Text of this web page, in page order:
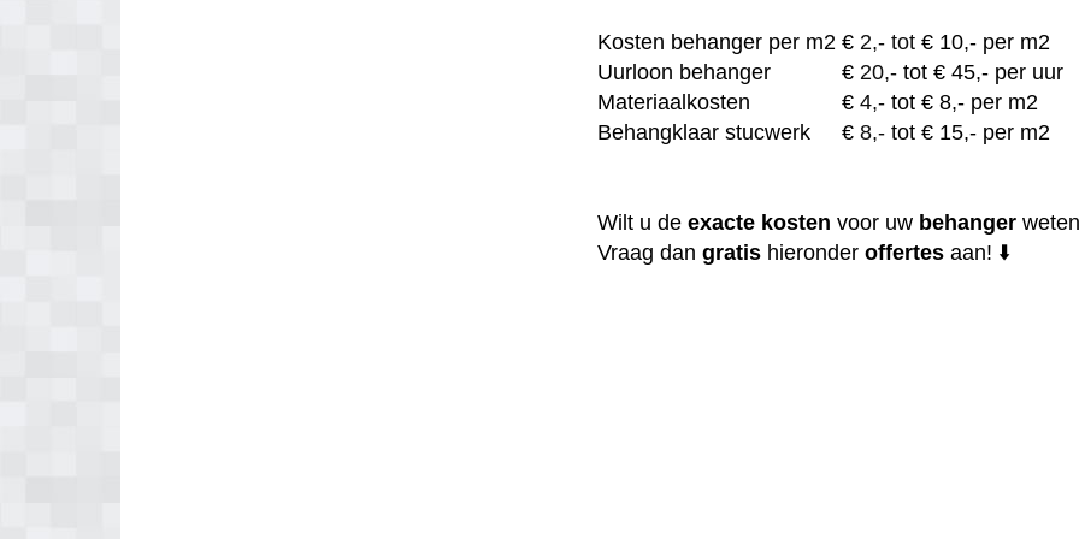
Kosten behanger per m2€ 2,- tot € 10,- per m2
Uurloon behanger
€ 20,-tot € 45,- per uur
Materiaalkosten
€4,- tot € 8,- per m2
Behangklaar stucwerk
€8,- tot € 15,- per m2
Wilt u deexacte kosten voor uw behanger
Vraag dangratis hieronderoffertes aan! ⬇️